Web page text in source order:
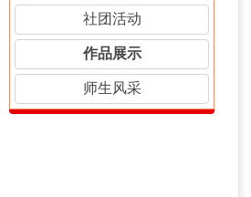
社团活动
作品展示
师生风采